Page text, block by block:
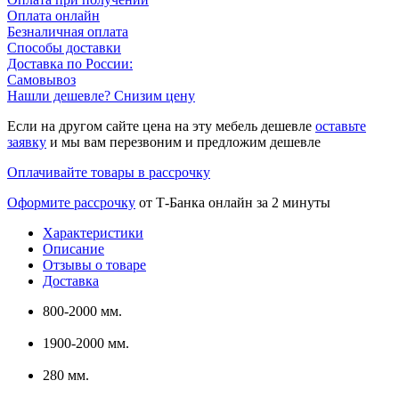
Оплата онлайн
Безналичная оплата
Способы доставки
Доставка по России:
Самовывоз
Нашли дешевле? Снизим цену
Если на другом сайте цена на эту мебель дешевле оставьте
заявку и мы вам перезвоним и предложим дешевле
Оплачивайте товары в рассрочку
Оформите рассрочку от Т-Банка онлайн за 2 минуты
Характеристики
Описание
Отзывы о товаре
Доставка
800-2000 мм.
1900-2000 мм.
280 мм.